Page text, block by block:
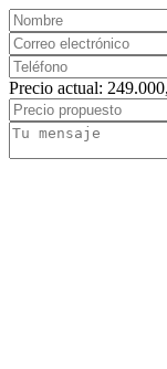
Precio actual: